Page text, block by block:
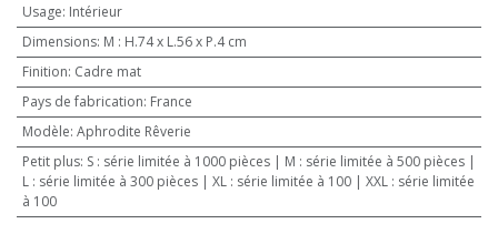
Usage: Intérieur
Dimensions:
M : H.74 x L.56 x P.4 cm
Finition: Cadre mat
Pays de fabrication: France
Modèle: Aphrodite Rêverie
Petit plus: S : série limitée à 1000 pièces | M : série limitée à 500 pièces |
L : série limitée à 300 pièces | XL : série limitée à 100 | XXL : série limitée
à 100